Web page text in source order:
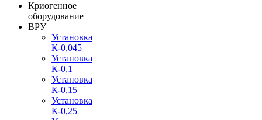
Криогенное
оборудование
ВРУ
Установка
К-0,045
Установка
К-0,1
Установка
К-0,15
Установка
К-0,25